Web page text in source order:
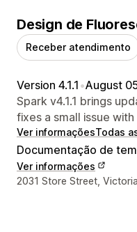
Design de
Receber atendimento
Version 4.1.1 •August
Spark v4.1.1 brings
fixes a small issue with
Ver informaçõesTodas
Documentação de
Ver informações
Informações de
2031 Store Street,